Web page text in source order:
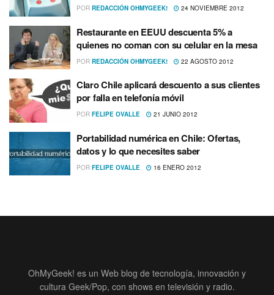
POR REDACCIÓN OHMYGEEK! 24 NOVIEMBRE 2012
Restaurante en EEUU descuenta 5% a
quienes no coman con su celular en la mesa
POR REDACCIÓN OHMYGEEK! 22 AGOSTO 2012
Claro Chile aplicará descuento a sus clientes
por falla en telefoní­a móvil
POR FELIPE OVALLE 21 JUNIO 2012
Portabilidad numérica en Chile: Ofertas,
datos y lo que necesites saber
POR FELIPE OVALLE 16 ENERO 2012
OhMyGeek! es un Web blog de tecnología, innovación y
cultura Geek/Pop, con shows en televisión y radio.